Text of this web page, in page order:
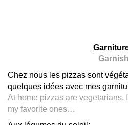
Garnish
Chez nous les pizzas sont
quelques idées avec mes
At home pizzas are vegetarians,
my favorite ones…